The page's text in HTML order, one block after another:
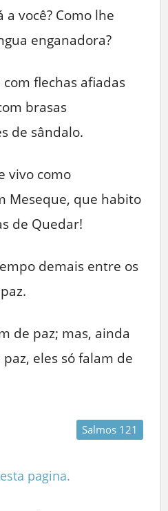
a você? Como lhe
enganadora?
com flechas afiadas
brasas
de sândalo.
vivo como
Meseque, que habito
de Quedar!
demais entre os
de paz; mas, ainda
eles só falam de
Salmos 121
pagina.